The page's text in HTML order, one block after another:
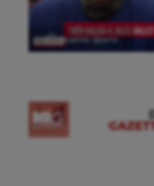
Aviron
Ⓒ Gazette Sports